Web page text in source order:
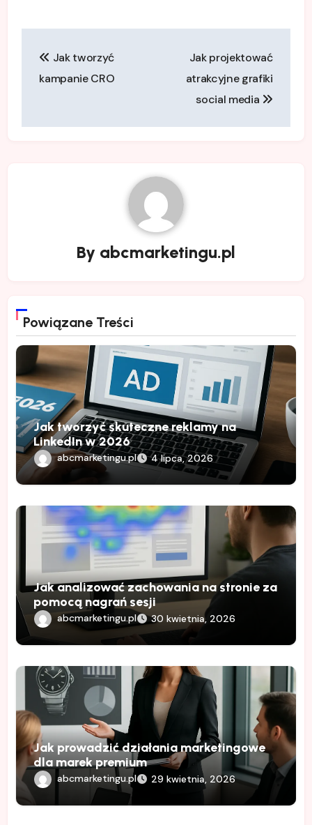
wpisu
Jak tworzyć
kampanie CRO
Jak projektować
atrakcyjne grafiki
social media
By abcmarketingu.pl
Powiązane Treści
Jak tworzyć skuteczne reklamy na
LinkedIn w 2026
abcmarketingu.pl 4 lipca, 2026
Jak analizować zachowania na stronie za
pomocą nagrań sesji
abcmarketingu.pl 30 kwietnia, 2026
Jak prowadzić działania marketingowe
dla marek premium
abcmarketingu.pl 29 kwietnia, 2026